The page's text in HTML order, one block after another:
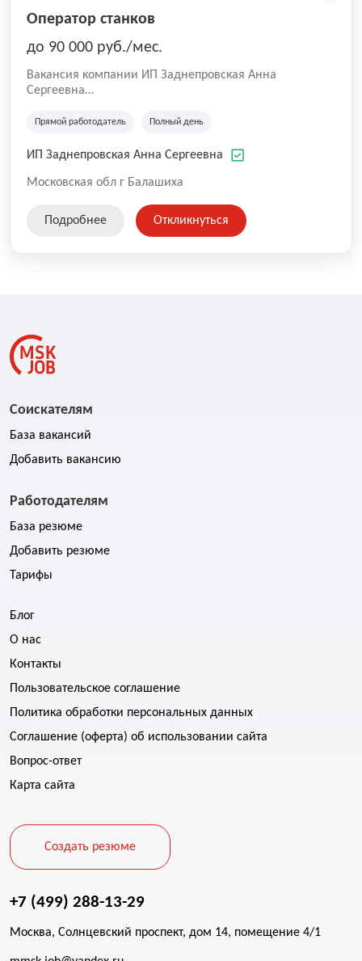
Оператор станков
до 90 000 руб./мес.
Вакансия компании ИП Заднепровская Анна
Сергеевна
Прямой работодатель Полный день
ИП Заднепровская Анна Сергеевна
Московская обл г Балашиха
Подробнее Откликнуться
Соискателям
База вакансий
Добавить вакансию
Работодателям
База резюме
Добавить резюме
Тарифы
Блог
О нас
Контакты
Пользовательское соглашение
Политика обработки персональных данных
Соглашение (оферта) об использовании сайта
Вопрос-ответ
Карта сайта
Создать резюме
+7 (499) 288-13-29
Москва, Солнцевский проспект, дом 14, помещение 4/1